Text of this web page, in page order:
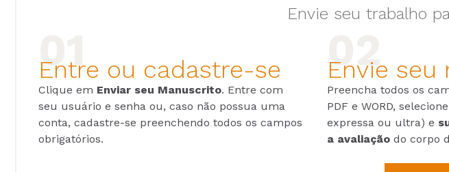
Envie seu trabalho
Entre ou cadastre-se
Clique em Enviar seu Manuscrito. Entre com
seu usuário e senha ou, caso não possua uma
conta, cadastre-se preenchendo todos os campos
obrigatórios.
Envie
Preencha todos os
PDF e WORD,
expressa ou ultra) e
a avaliação do corpo